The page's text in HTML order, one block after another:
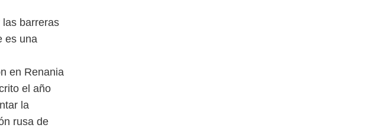
barreras
es una
en Renania
el año
la
rusa de